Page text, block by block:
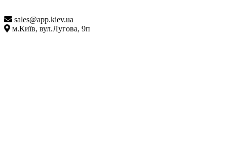
sales@app.kiev.ua
м.Київ, вул.Лугова, 9п